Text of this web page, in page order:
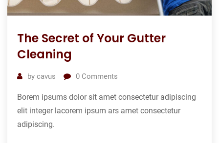
The Secret of Your Gutter
Cleaning
by cavus 0 Comments
Borem ipsums dolor sit amet consectetur adipiscing
elit integer lacorem ipsum ars amet consectetur
adipiscing.